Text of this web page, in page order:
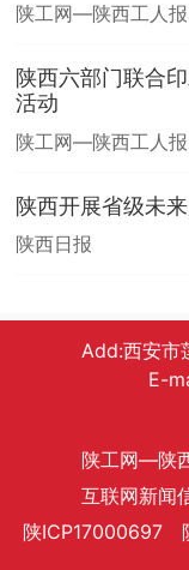
陕工网—陕西工人报
陕西六部门联合
活动
陕工网—陕西工人报
陕西开展省级未
陕西日报
Add:西安市
E-
陕工网—陕
互联网新闻
陕ICP17000697